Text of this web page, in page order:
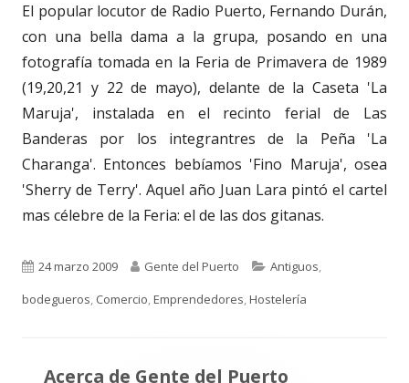
El popular locutor de Radio Puerto, Fernando Durán,
con una bella dama a la grupa, posando en una
fotografía tomada en la Feria de Primavera de 1989
(19,20,21 y 22 de mayo), delante de la Caseta 'La
Maruja', instalada en el recinto ferial de Las
Banderas por los integrantres de la Peña 'La
Charanga'. Entonces bebíamos 'Fino Maruja', osea
'Sherry de Terry'. Aquel año Juan Lara pintó el cartel
mas célebre de la Feria: el de las dos gitanas.
Publicado
el
24 marzo 2009 Autor
Gente del Puerto Categorías
Antiguos,
bodegueros, Comercio,Emprendedores,Hostelería
Acerca de Gente del Puerto